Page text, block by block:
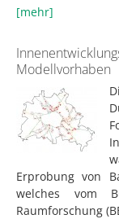
[mehr]
Modellvorhaben
Erprobung von
welches vom
Raumforschung